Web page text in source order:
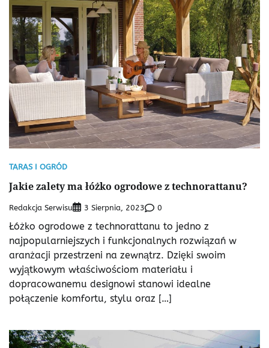
TARAS I OGRÓD
Jakie zalety ma łóżko ogrodowe z technorattanu?
Redakcja Serwisu 3 Sierpnia, 2023 0
Łóżko ogrodowe z technorattanu to jedno z
najpopularniejszych i funkcjonalnych rozwiązań w
aranżacji przestrzeni na zewnątrz. Dzięki swoim
wyjątkowym właściwościom materiału i
dopracowanemu designowi stanowi idealne
połączenie komfortu, stylu oraz […]